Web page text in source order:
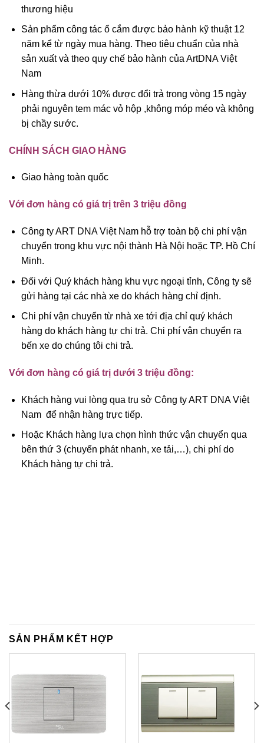
thương hiệu
Sản phẩm công tác ổ cắm được bảo hành kỹ thuật 12
năm kể từ ngày mua hàng. Theo tiêu chuẩn của nhà
sản xuất và theo quy chế bảo hành của ArtDNA Việt
Nam
Hàng thừa dưới 10% được đổi trả trong vòng 15 ngày
phải nguyên tem mác vỏ hộp ,không móp méo và không
bị chầy sước.
CHÍNH SÁCH GIAO HÀNG
Giao hàng toàn quốc
Với đơn hàng có giá trị trên 3 triệu đồng
Công ty ART DNA Việt Nam hỗ trợ toàn bộ chi phí vận
chuyển trong khu vực nội thành Hà Nội hoặc TP. Hồ Chí
Minh.
Đối với Quý khách hàng khu vực ngoại tỉnh, Công ty sẽ
gửi hàng tại các nhà xe do khách hàng chỉ định.
Chi phí vận chuyển từ nhà xe tới địa chỉ quý khách
hàng do khách hàng tự chi trả. Chi phí vận chuyển ra
bến xe do chúng tôi chi trả.
Với đơn hàng có giá trị dưới 3 triệu đồng:
Khách hàng vui lòng qua trụ sở Công ty ART DNA Việt
Nam để nhận hàng trực tiếp.
Hoặc Khách hàng lựa chọn hình thức vận chuyển qua
bên thứ 3 (chuyển phát nhanh, xe tải,…), chi phí do
Khách hàng tự chi trả.
SẢN PHẨM KẾT HỢP